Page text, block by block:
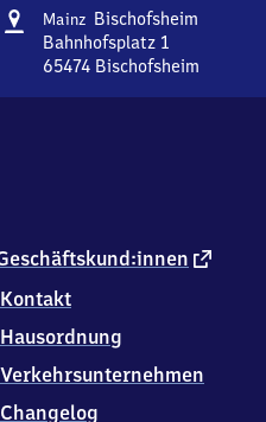
Adresse
Mainz Bischofsheim
Bahnhofsplatz 1
65474 Bischofsheim
7
Bischofsheim
externer
Kontakt
Hausordnung
Verkehrsunternehmen
Changelog